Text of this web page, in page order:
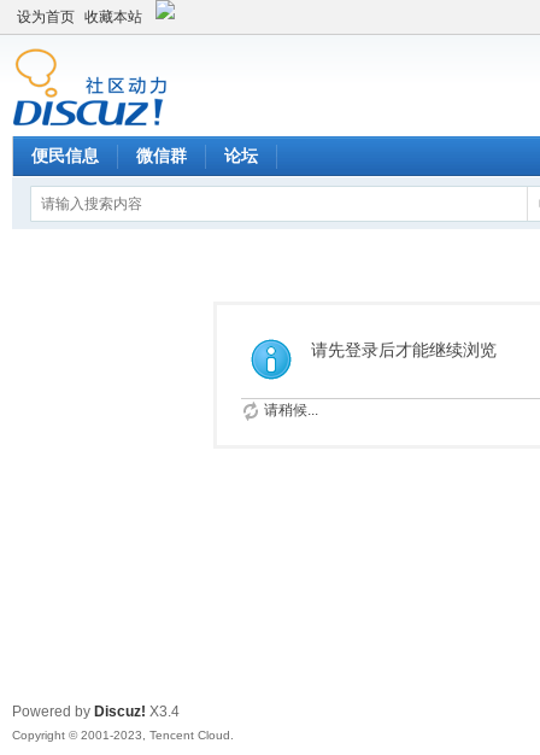
设为首页 收藏本站
便民信息 微信群 论坛
请先登录后才能继续浏览
请稍候...
Powered by Discuz! X3.4
Copyright © 2001-2023, Tencent Cloud.